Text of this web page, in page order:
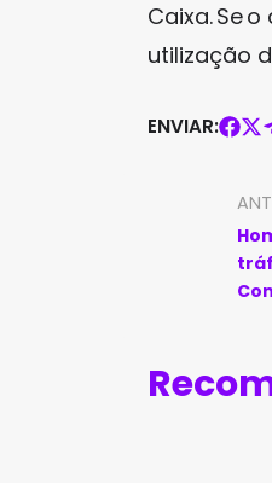
Caixa. Se
utilização
ENVIAR: